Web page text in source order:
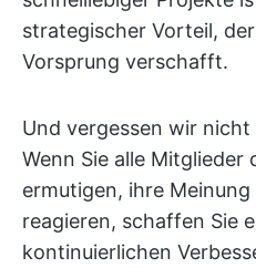
strategischer Vorteil,
Vorsprung verschafft.
Und vergessen wir
Wenn Sie alle Mitglieder
ermutigen, ihre
reagieren, schaffen Sie
kontinuierlichen